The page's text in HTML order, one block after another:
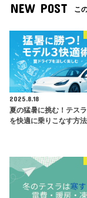
NEW POST こ
2025.8.18
夏の猛暑に挑む！テス
を快適に乗りこなす方法